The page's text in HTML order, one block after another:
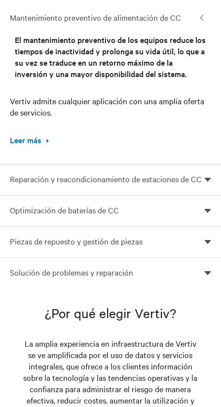
Mantenimiento preventivo de alimentación de CC
El mantenimiento preventivo de los equipos reduce los
tiempos de inactividad y prolonga su vida útil, lo que a
su vez se traduce en un retorno máximo de la
inversión y una mayor disponibilidad del sistema.
Vertiv admite cualquier aplicación con una amplia oferta
de servicios.
Leer más
Reparación y reacondicionamiento de estaciones de CC
rendimiento y las especificaciones originales para
Optimización de baterías de CC
que evalúa el estado de las baterías para garantizar un
Piezas de repuesto y gestión de piezas
despliegue permite a los técnicos responder a las
Solución de problemas y reparación
¿Por qué elegir Vertiv?
La amplia experiencia en infraestructura de Vertiv
se ve amplificada por el uso de datos y servicios
integrales, que ofrece a los clientes información
sobre la tecnología y las tendencias operativas y la
confianza para administrar el riesgo de manera
efectiva, reducir costes, aumentar la utilización y